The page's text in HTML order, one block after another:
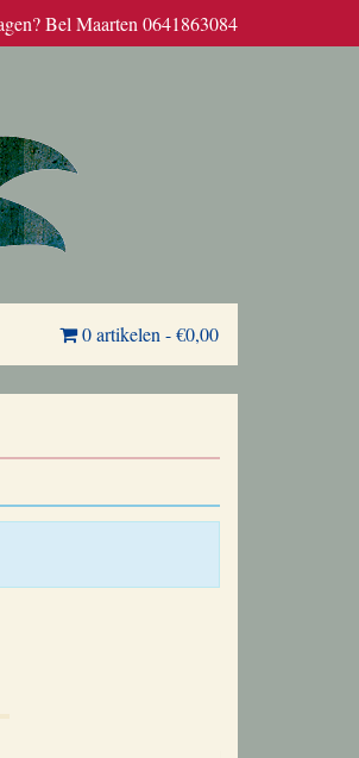
Bel Maarten 0641863084
0 artikelen -€0,00